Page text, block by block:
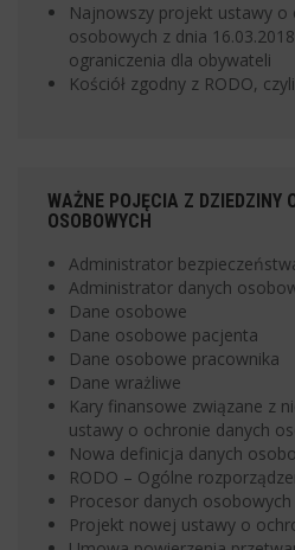
Najnowszy projekt ustawy o
osobowych z dnia
ograniczenia dla obywateli
Kościół zgodny z RODO,
WAŻNE POJĘCIA Z DZIEDZINY
OSOBOWYCH
Administrator
Administrator danych
Dane osobowe
Dane osobowe pacjenta
Dane osobowe pracownika
Dane wrażliwe
Kary finansowe związane z
ustawy o ochronie danych
Nowa definicja danych
RODO – Ogólne
Procesor danych osobowych
Projekt nowej ustawy o